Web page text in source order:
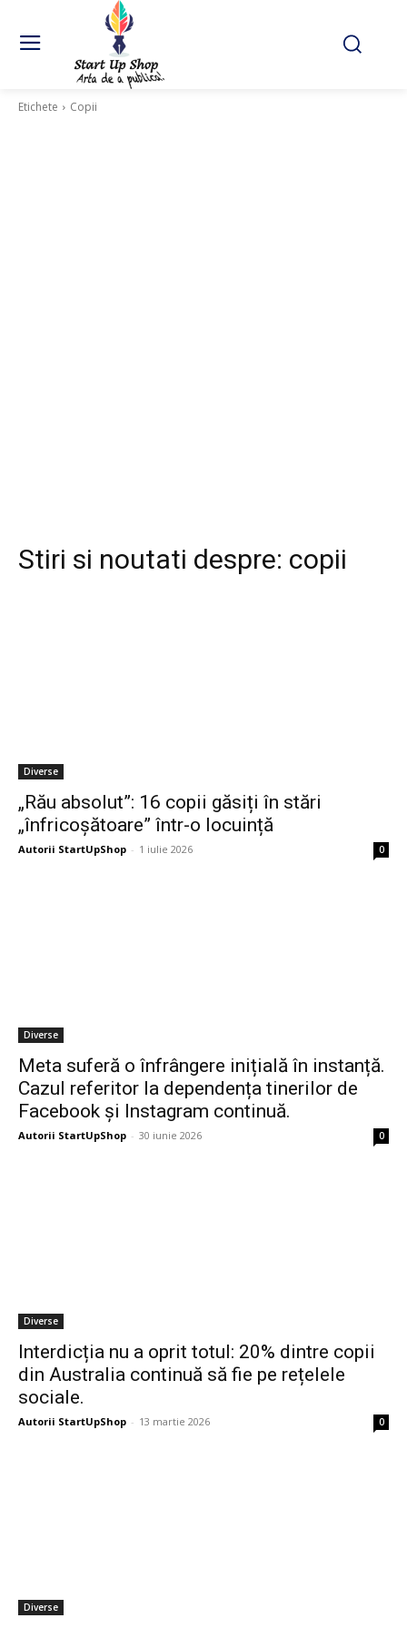
Etichete Copii
Stiri si noutati despre: copii
Diverse
„Rău absolut”: 16 copii găsiți în stări
„înfricoșătoare” într-o locuință
Autorii StartUpShop - 1 iulie 2026 0
Diverse
Meta suferă o înfrângere inițială în instanță.
Cazul referitor la dependența tinerilor de
Facebook și Instagram continuă.
Autorii StartUpShop - 30 iunie 2026 0
Diverse
Interdicția nu a oprit totul: 20% dintre copii
din Australia continuă să fie pe rețelele
sociale.
Autorii StartUpShop - 13 martie 2026 0
Diverse